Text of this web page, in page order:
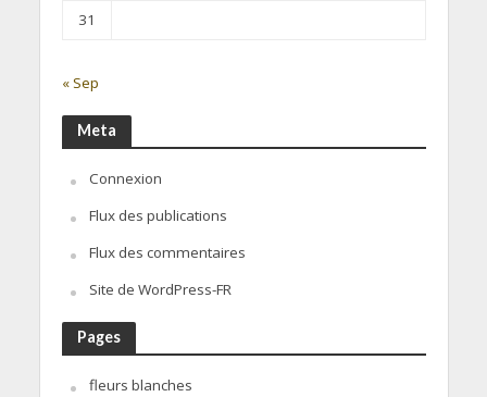
31
« Sep
Meta
Connexion
Flux des publications
Flux des commentaires
Site de WordPress-FR
Pages
fleurs blanches